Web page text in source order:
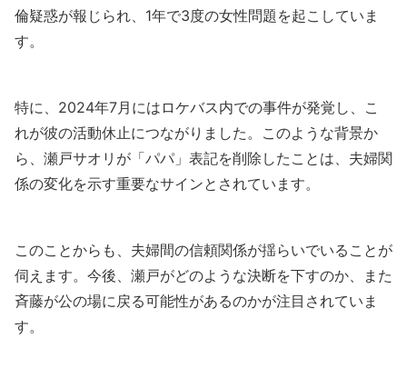
倫疑惑が報じられ、1年で3度の女性問題を起こしていま
す。
特に、2024年7月にはロケバス内での事件が発覚し、こ
れが彼の活動休止につながりました。このような背景か
ら、瀬戸サオリが「パパ」表記を削除したことは、夫婦関
係の変化を示す重要なサインとされています。
このことからも、夫婦間の信頼関係が揺らいでいることが
伺えます。今後、瀬戸がどのような決断を下すのか、また
斉藤が公の場に戻る可能性があるのかが注目されていま
す。